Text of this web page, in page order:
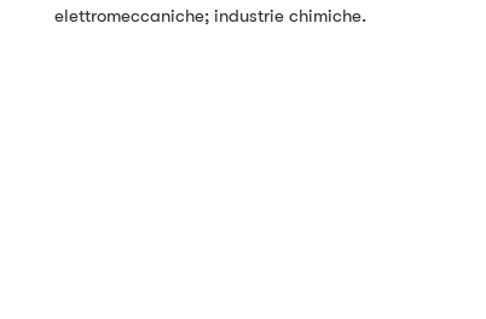
elettromeccaniche; industrie chimiche.